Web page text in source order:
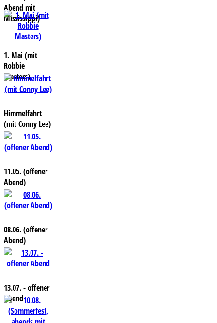
Abend mit
Mississippi)
1. Mai (mit
Robbie
Masters)
Himmelfahrt
(mit Conny Lee)
11.05. (offener
Abend)
08.06. (offener
Abend)
13.07. - offener
Abend